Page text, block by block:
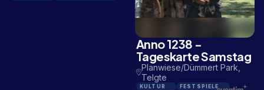
11,7 KM
Anno 1238 -
Tageskarte Samstag
Planwiese/Dümmert Park,
Telgte
KULTUR FESTSPIELE